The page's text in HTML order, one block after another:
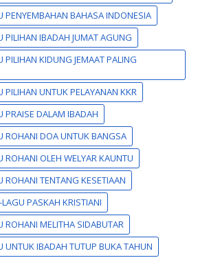
PENYEMBAHAN BAHASA INDONESIA
PILIHAN IBADAH JUMAT AGUNG
KIDUNG JEMAAT PALING
UNTUK PELAYANAN KKR
DALAM IBADAH
ROHANI DOA UNTUK BANGSA
OLEH WELYAR KAUNTU
TENTANG KESETIAAN
PASKAH KRISTIANI
ROHANI MELITHA SIDABUTAR
UNTUK IBADAH TUTUP BUKA TAHUN